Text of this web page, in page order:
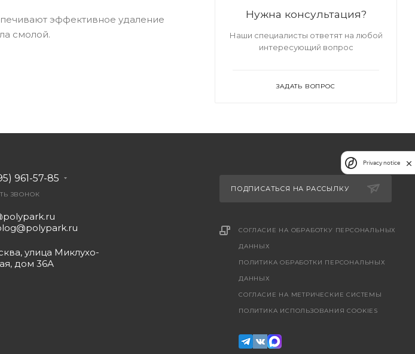
эффективное удаление
смолой.
Нужна консультация?
Наши специалисты ответят на любой
интересующий вопрос
ЗАДАТЬ ВОПРОС
961-57-85
ЗВОНОК
улица Миклухо-
дом 36А
ПОДПИСАТЬСЯ НА РАССЫЛКУ
СОГЛАСИЕ НА ОБРАБОТКУ ПЕРСОНАЛЬНЫХ
ДАННЫХ
ПОЛИТИКА ОБРАБОТКИ ПЕРСОНАЛЬНЫХ
ДАННЫХ
CОГЛАСИЕ НА МЕТРИЧЕСКИЕ СИСТЕМЫ
ПОЛИТИКА ИСПОЛЬЗОВАНИЯ COOKIES
Privacy notice